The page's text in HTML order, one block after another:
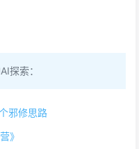
探索：
邪修思路
》